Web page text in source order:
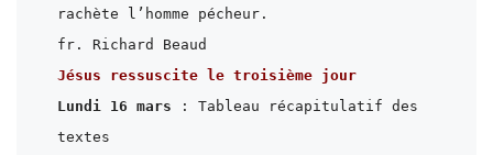
rachète l’homme pécheur.
Jésus ressuscite le troisième jour
Lundi 16 mars : Tableau récapitulatif des
textes